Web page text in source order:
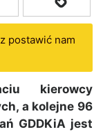
postawić nam
kierowcy
a kolejne 96
GDDKiA jest